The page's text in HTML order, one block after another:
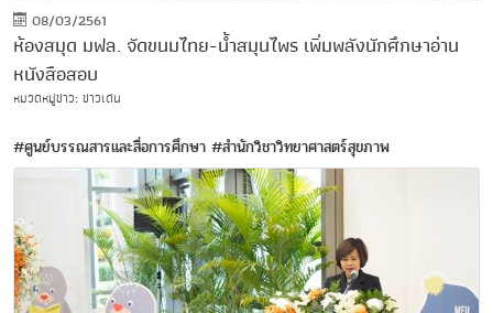
08/03/2561
ห้องสมุด มฟล. จัดขนมไทย-น้ำสมุนไพร เพิ่มพลังนักศึกษาอ่าน
หนังสือสอบ
หมวดหมู่ข่าว: ข่าวเด่น
#ศูนย์บรรณสารและสื่อการศึกษา #สำนักวิชาวิทยาศาสตร์สุขภาพ